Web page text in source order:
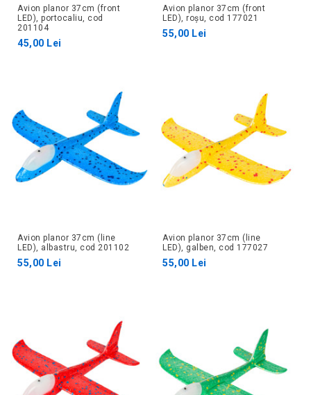
Avion planor 37cm (front
LED), portocaliu, cod
201104
45,00 Lei
Avion planor 37cm (front
LED), roșu, cod 177021
55,00 Lei
Avion planor 37cm (line
LED), albastru, cod 201102
55,00 Lei
Avion planor 37cm (line
LED), galben, cod 177027
55,00 Lei